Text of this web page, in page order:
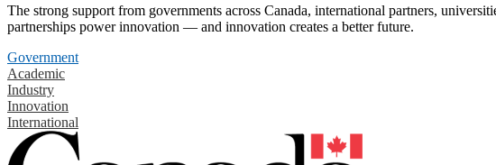
The strong support from governments across Canada, international partners,
partnerships power innovation — and innovation creates a better future.
Government
Academic
Industry
Innovation
International